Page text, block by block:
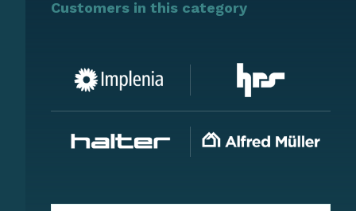
Customers in this category